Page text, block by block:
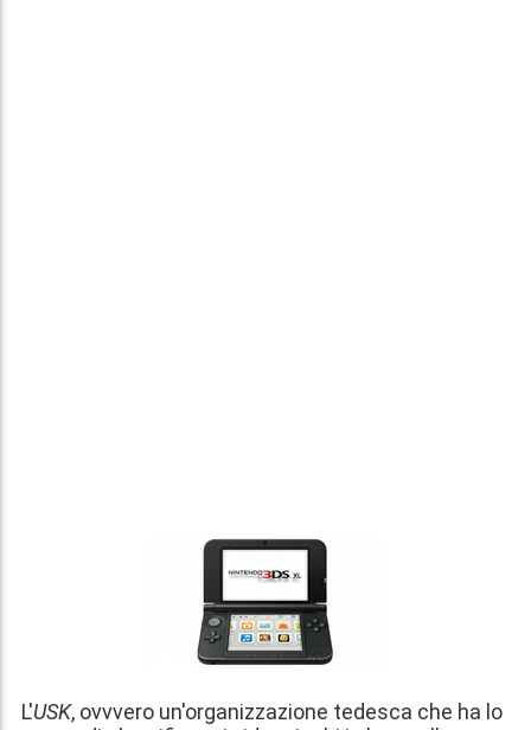
L'USK, ovvvero un'organizzazione tedesca che ha lo